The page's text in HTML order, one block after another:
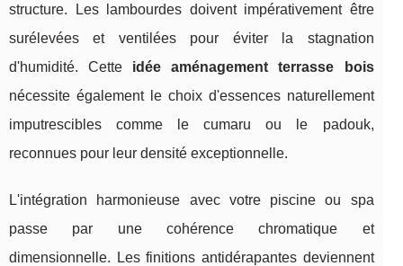
structure. Les lambourdes doivent impérativement être
surélevées et ventilées pour éviter la stagnation
d'humidité. Cette idée aménagement terrasse bois
nécessite également le choix d'essences naturellement
imputrescibles comme le cumaru ou le padouk,
reconnues pour leur densité exceptionnelle.
L'intégration harmonieuse avec votre piscine ou spa
passe par une cohérence chromatique et
dimensionnelle. Les finitions antidérapantes deviennent